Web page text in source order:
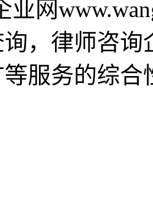
业网
，律师咨
等服务的综